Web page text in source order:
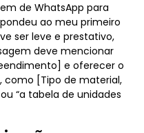
de WhatsApp para
ao meu primeiro
ser leve e prestativo,
deve mencionar
e oferecer o
como [Tipo de material,
“a tabela de unidades